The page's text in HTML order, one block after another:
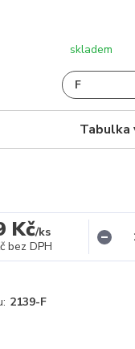
skladem
Kč/ks
bez DPH
2139-F